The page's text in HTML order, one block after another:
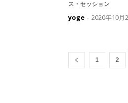
ス・セッション
yoge - 2020年10月
1 2